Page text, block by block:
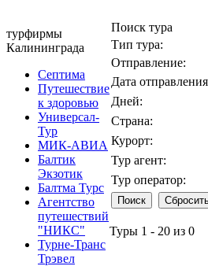
турфирмы
Калининграда
Септима
Путешествие
к здоровью
Универсал-
Тур
МИК-АВИА
Балтик
Экзотик
Балтма Турс
Агентство
путешествий
"НИКС"
Турне-Транс
Трэвел
Поиск тура
Тип тура:
Отправление:
Дата
Дней:
Страна:
Курорт:
Тур агент:
Тур оператор:
Туры 1 - 20 из 0